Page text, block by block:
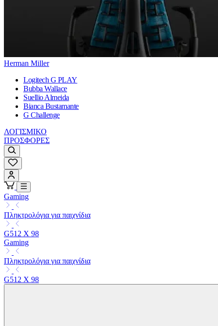
Herman Miller
Logitech G PLAY
Bubba Wallace
Suellio Almeida
Bianca Bustamante
G Challenge
ΛΟΓΙΣΜΙΚΟ
ΠΡΟΣΦΟΡΕΣ
Gaming
Πληκτρολόγια για παιχνίδια
G512 X 98
Gaming
Πληκτρολόγια για παιχνίδια
G512 X 98